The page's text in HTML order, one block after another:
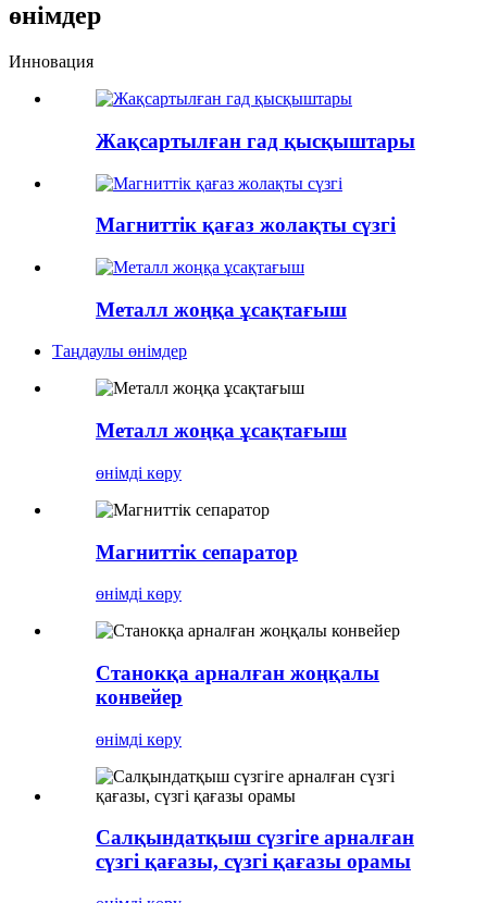
өнімдер
Инновация
Жақсартылған гад қысқыштары
Магниттік қағаз жолақты сүзгі
Металл жоңқа ұсақтағыш
Таңдаулы өнімдер
Металл жоңқа ұсақтағыш
өнімді көру
Магниттік сепаратор
өнімді көру
Станокқа арналған жоңқалы
конвейер
өнімді көру
Салқындатқыш сүзгіге арналған
сүзгі қағазы, сүзгі қағазы орамы